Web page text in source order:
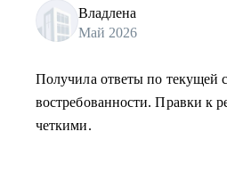
Владлена
Май 2026
Получила ответы по текущей
востребованности. Правки к
четкими.